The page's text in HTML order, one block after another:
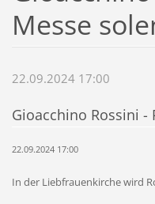
Messe
22.09.2024 17:00
Gioacchino Rossini -
22.09.2024 17:00
In der Liebfrauenkirche wird